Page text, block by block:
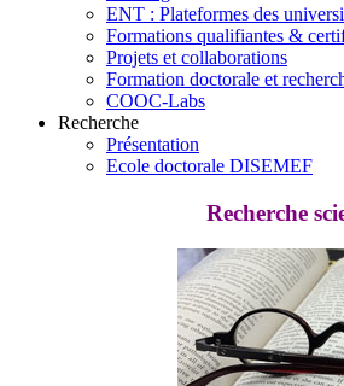
ENT : Plateformes des
Formations qualifiantes &
Projets et collaborations
Formation doctorale et
COOC-Labs
Recherche
Présentation
Ecole doctorale DISEMEF
Recherche